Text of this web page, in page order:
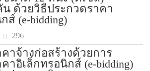
ด้วยวิธีประกวดราคา
ส์ (e-bidding)
296
าจ้างก่อสร้างด้วยการ
าอิเล็กทรอนิกส์ (e-bidding)